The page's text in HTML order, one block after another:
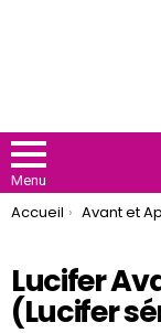
Menu
You are here:
Accueil Avant et
Lucifer
(Lucifer